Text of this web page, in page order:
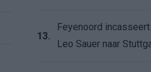
13.
Feyenoord
Leo Sauer naar